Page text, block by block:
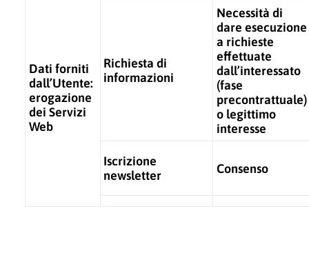
Dati forniti
dall’Utente:
erogazione
dei Servizi
Web
Richiesta di
informazioni
Necessità di
dare esecuzione
a richieste
effettuate
dall’interessato
(fase
precontrattuale)
o legittimo
interesse
Iscrizione
newsletter
Consenso